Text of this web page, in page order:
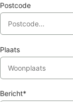
Postcode
Plaats
Bericht*